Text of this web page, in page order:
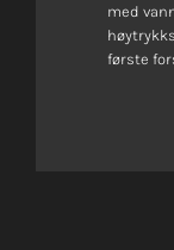
med
første